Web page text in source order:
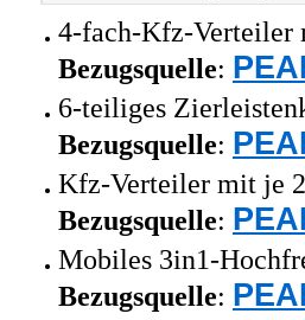
4-fach-Kfz-Verteiler
Bezugsquelle:
6-teiliges
Bezugsquelle:
Kfz-Verteiler mit je
Bezugsquelle:
Mobiles 3in1-
Bezugsquelle: